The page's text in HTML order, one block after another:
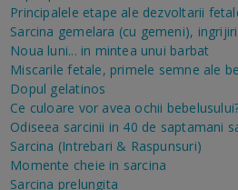
Principalele etape ale dezvoltarii
Sarcina gemelara (cu gemeni),
Noua luni... in mintea unui barbat
Miscarile fetale, primele semne ale
Dopul gelatinos
Ce culoare vor avea ochii
Odiseea sarcinii in 40 de saptamani
Sarcina (Intrebari & Raspunsuri)
Momente cheie in sarcina
Sarcina prelungita